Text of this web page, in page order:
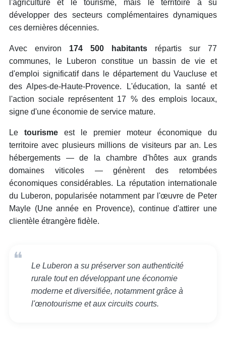
l'agriculture et le tourisme, mais le territoire a su
développer des secteurs complémentaires dynamiques
ces dernières décennies.
Avec environ 174 500 habitants répartis sur 77
communes, le Luberon constitue un bassin de vie et
d'emploi significatif dans le département du Vaucluse et
des Alpes-de-Haute-Provence. L'éducation, la santé et
l'action sociale représentent 17 % des emplois locaux,
signe d'une économie de service mature.
Le tourismeest le premier moteur économique du
territoire avec plusieurs millions de visiteurs par an. Les
hébergements — de la chambre d'hôtes aux grands
domaines viticoles — génèrent des retombées
économiques considérables. La réputation internationale
du Luberon, popularisée notamment par l'œuvre de Peter
Mayle (Une année en Provence), continue d'attirer une
clientèle étrangère fidèle.
Le Luberon a su préserver son authenticité
rurale tout en développant une économie
moderne et diversifiée, notamment grâce à
l'œnotourisme et aux circuits courts.